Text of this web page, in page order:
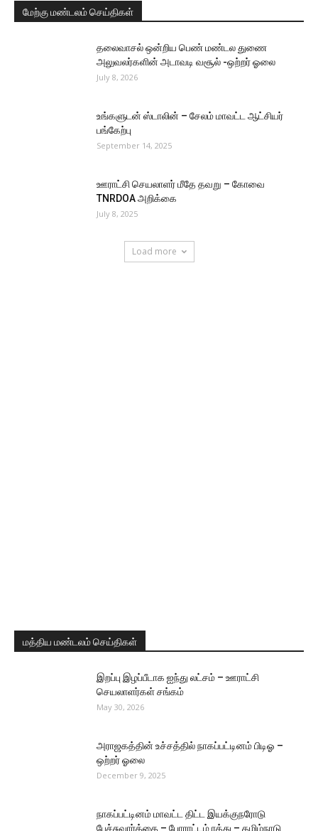
மேற்கு மண்டலம் செய்திகள்
தலைவாசல் ஒன்றிய பெண் மண்டல துணை
அலுவலர்களின் அடாவடி வசூல் -ஒற்றர் ஓலை
July 8, 2026
உங்களுடன் ஸ்டாலின் – சேலம் மாவட்ட ஆட்சியர்
பங்கேற்பு
September 14, 2025
ஊராட்சி செயலாளர் மீதே தவறு – கோவை
TNRDOA அறிக்கை
July 8, 2025
Load more
மத்திய மண்டலம் செய்திகள்
இறப்பு இழப்பீடாக ஐந்து லட்சம் – ஊராட்சி
செயலாளர்கள் சங்கம்
May 30, 2026
அராஜகத்தின் உச்சத்தில் நாகப்பட்டினம் பிடிஓ –
ஒற்றர் ஓலை
December 9, 2025
நாகப்பட்டினம் மாவட்ட திட்ட இயக்குநரோடு
பேச்சுவார்த்தை – போராட்டம் ரத்து – தமிழ்நாடு